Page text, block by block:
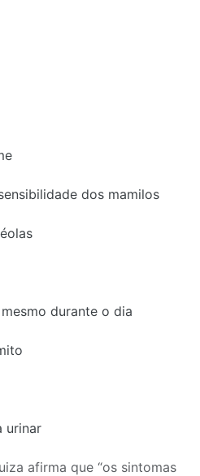
dos mamilos
durante o dia
urinar
afirma que “os sintomas